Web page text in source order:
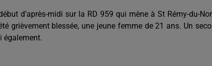
d’après-midi sur la RD 959 qui mène à St Rémy-du-
grièvement blessée, une jeune femme de 21 ans. Un
également.